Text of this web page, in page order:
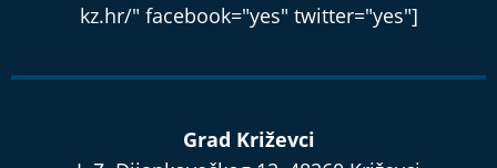
kz.hr/" facebook="yes" twitter="yes"]
Grad Križevci